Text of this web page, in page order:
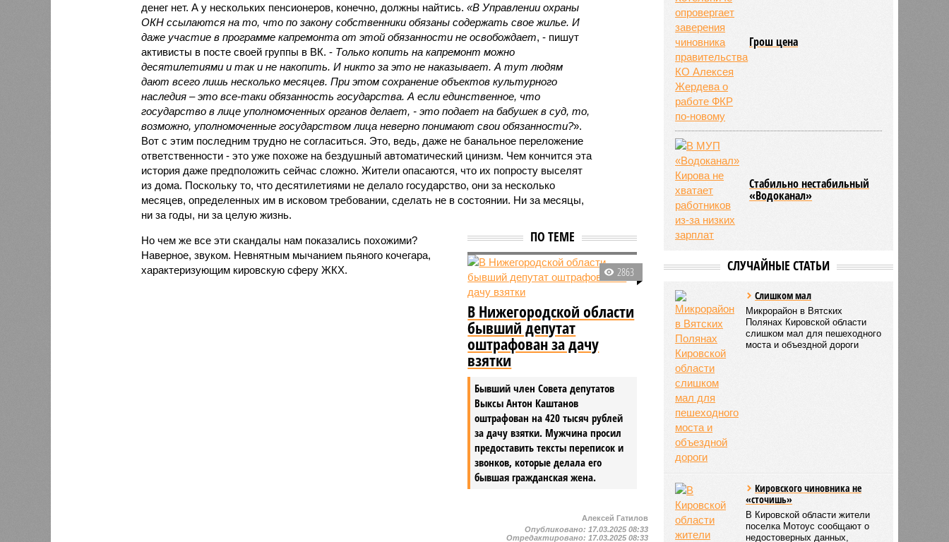
денег нет. А у нескольких пенсионеров, конечно, должны найтись. «В Управлении охраны
ОКН ссылаются на то, что по закону собственники обязаны содержать свое жилье. И
даже участие в программе капремонта от этой обязанности не освобождает, - пишут
активисты в посте своей группы в ВК. - Только копить на капремонт можно
десятилетиями и так и не накопить. И никто за это не наказывает. А тут людям
дают всего лишь несколько месяцев. При этом сохранение объектов культурного
наследия – это все-таки обязанность государства. А если единственное, что
государство в лице уполномоченных органов делает, - это подает на бабушек в суд, то,
возможно, уполномоченные государством лица неверно понимают свои обязанности?».
Вот с этим последним трудно не согласиться. Это, ведь, даже не банальное переложение
ответственности - это уже похоже на бездушный автоматический цинизм. Чем кончится эта
история даже предположить сейчас сложно. Жители опасаются, что их попросту выселят
из дома. Поскольку то, что десятилетиями не делало государство, они за несколько
месяцев, определенных им в исковом требовании, сделать не в состоянии. Ни за месяцы,
ни за годы, ни за целую жизнь.
ПО ТЕМЕ
2863
В Нижегородской области
бывший депутат
оштрафован за дачу
взятки
Бывший член Совета депутатов
Выксы Антон Каштанов
оштрафован на 420 тысяч рублей
за дачу взятки. Мужчина просил
предоставить тексты переписок и
звонков, которые делала его
бывшая гражданская жена.
Но чем же все эти скандалы нам показались похожими?
Наверное, звуком. Невнятным мычанием пьяного кочегара,
характеризующим кировскую сферу ЖКХ.
Алексей Гатилов
Опубликовано: 17.03.2025 08:33
Отредактировано: 17.03.2025 08:33
Грош цена
Стабильно нестабильный
«Водоканал»
СЛУЧАЙНЫЕ СТАТЬИ
Слишком мал
Микрорайон в Вятских
Полянах Кировской области
слишком мал для пешеходного
моста и объездной дороги
Кировского чиновника не
«сточишь»
В Кировской области жители
поселка Мотоус сообщают о
недостоверных данных,